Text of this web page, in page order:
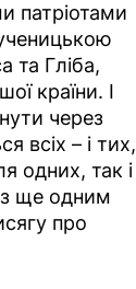
патріотами
та Гліба,
країни. І
через
всіх – і тих,
одних, так і
ще одним
про